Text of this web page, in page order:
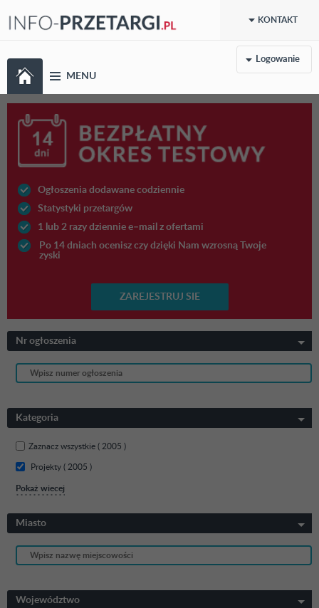
KONTAKT
MENU
Logowanie
Ogłoszenia dodawane codziennie
Statystyki przetargów
1 lub 2 razy dziennie e–mail z ofertami
Po 14 dniach ocenisz czy dzięki Nam wzrosną Twoje
zyski
ZAREJESTRUJ SIE
Nr ogłoszenia
Kategoria
Zaznacz wszystkie ( 2005 )
Projekty ( 2005 )
Pokaż wiecej
Miasto
Województwo